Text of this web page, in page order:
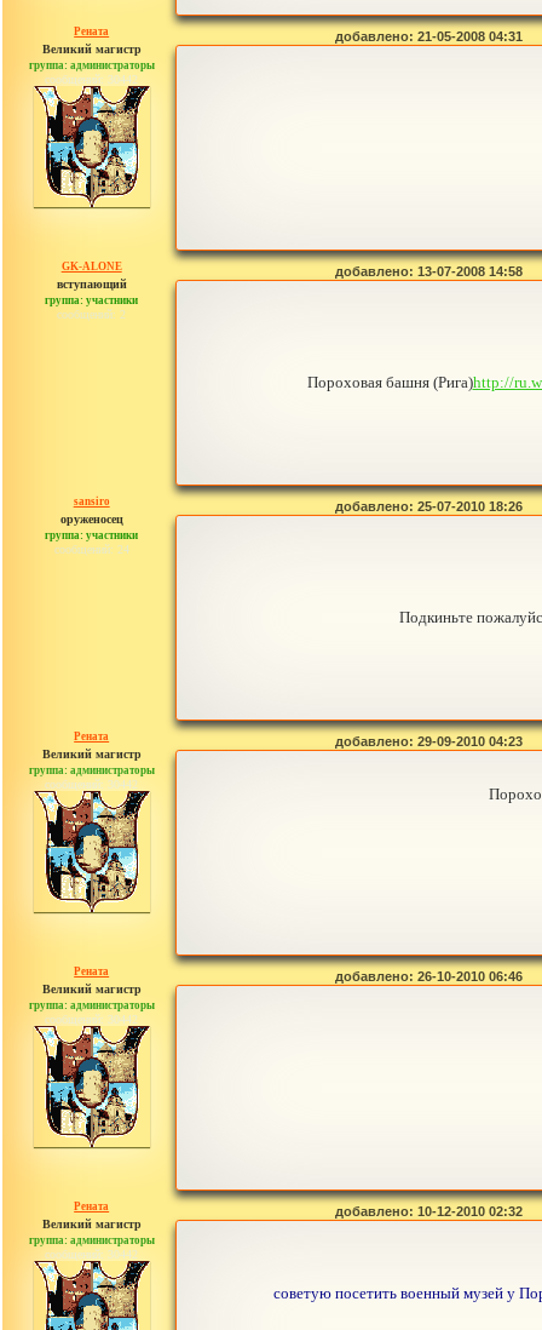
Рената
Великий магистр
группа: администраторы
сообщений: 30442
добавлено: 21-05-2008 04:31
GK-ALONE
вступающий
группа: участники
сообщений: 2
добавлено: 13-07-2008 14:58
Пороховая башня (Рига)http://
sansiro
оруженосец
группа: участники
сообщений: 24
добавлено: 25-07-2010 18:26
Подкиньте
Рената
Великий магистр
группа: администраторы
сообщений: 30442
добавлено: 29-09-2010 04:23
Рената
Великий магистр
группа: администраторы
сообщений: 30442
добавлено: 26-10-2010 06:46
Рената
Великий магистр
группа: администраторы
сообщений: 30442
добавлено: 10-12-2010 02:32
советую посетить военный музей у